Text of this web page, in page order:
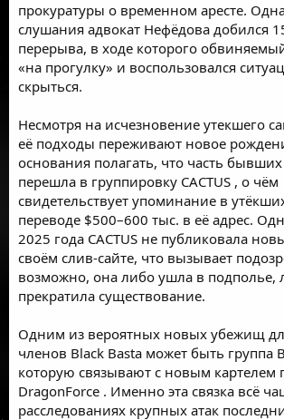
прокуратуры о временном аресте.
слушания адвокат Нефёдова добился
перерыва, в ходе которого
«на прогулку» и воспользовался
скрыться.
Несмотря на исчезновение утекшего
её подходы переживают новое
основания полагать, что часть
перешла в группировку CACTUS , о чём
свидетельствует упоминание в
переводе $500–600 тыс. в её адрес.
2025 года CACTUS не публиковала
своём слив-сайте, что вызывает
возможно, она либо ушла в подполье,
прекратила существование.
Одним из вероятных новых убежищ
членов Black Basta может быть группа
которую связывают с новым картелем
DragonForce . Именно эта связка всё
расследованиях крупных атак